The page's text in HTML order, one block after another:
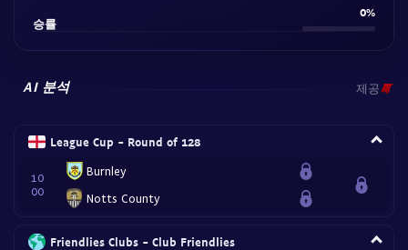
승률
0%
AI 분석 제공
League Cup - Round of 128
10
00
Burnley
Notts County
Friendlies Clubs - Club Friendlies